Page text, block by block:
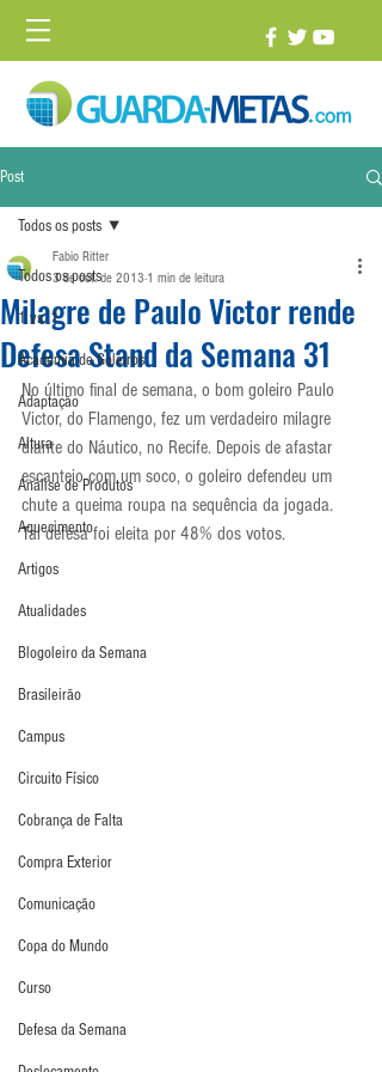
Post
Todos os posts
1 vs. 1
Academia de Goleiros
Adaptação
Altura
Análise de Produtos
Aquecimento
Artigos
Atualidades
Blogoleiro da Semana
Brasileirão
Campus
Circuito Físico
Cobrança de Falta
Compra Exterior
Comunicação
Copa do Mundo
Curso
Defesa da Semana
Todos os posts
Milagre de Paulo Victor rende
Defesa Stand da Semana 31
Fabio Ritter
3 de out. de 2013 1 min de leitura
No último final de semana, o bom goleiro Paulo
Victor, do Flamengo, fez um verdadeiro milagre
diante do Náutico, no Recife. Depois de afastar
escanteio com um soco, o goleiro defendeu um
chute a queima roupa na sequência da jogada.
Tal defesa foi eleita por 48% dos votos.